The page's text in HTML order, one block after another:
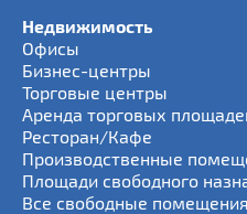
Недвижимость
Офисы
Бизнес-центры
Торговые центры
Аренда торговых
Ресторан/Кафе
Производственные
Площади свободного
Все свободные помещения